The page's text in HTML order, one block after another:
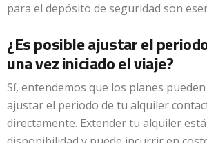
para el depósito de seguridad son
¿Es posible ajustar el
una vez iniciado el viaje?
Sí, entendemos que los planes
ajustar el periodo de tu alquiler
directamente. Extender tu alquiler